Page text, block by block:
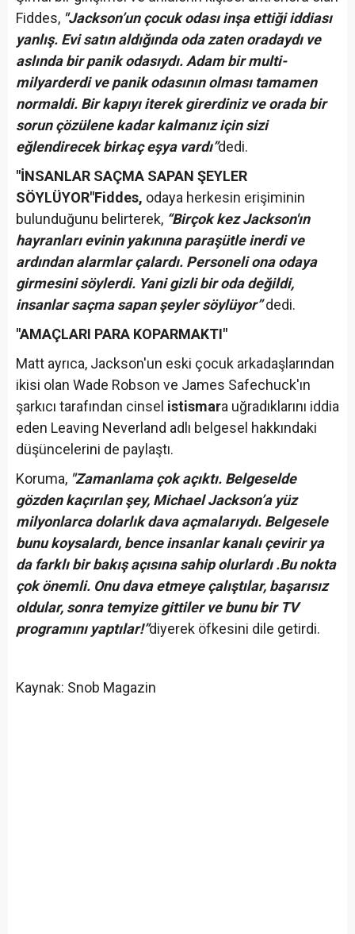
Fiddes, "Jackson’un çocuk odası inşa ettiği iddiası
yanlış. Evi satın aldığında oda zaten oradaydı ve
aslında bir panik odasıydı. Adam bir multi-
milyarderdi ve panik odasının olması tamamen
normaldi. Bir kapıyı iterek girerdiniz ve orada bir
sorun çözülene kadar kalmanız için sizi
eğlendirecek birkaç eşya vardı”dedi.
"İNSANLAR SAÇMA SAPAN ŞEYLER
SÖYLÜYOR"Fiddes, odaya herkesin erişiminin
bulunduğunu belirterek, “Birçok kez Jackson'ın
hayranları evinin yakınına paraşütle inerdi ve
ardından alarmlar çalardı. Personeli ona odaya
girmesini söylerdi. Yani gizli bir oda değildi,
insanlar saçma sapan şeyler söylüyor”dedi.
"AMAÇLARI PARA KOPARMAKTI"
Matt ayrıca, Jackson'un eski çocuk arkadaşlarından
ikisi olan Wade Robson ve James Safechuck'ın
şarkıcı tarafından cinsel istismara uğradıklarını iddia
eden Leaving Neverland adlı belgesel hakkındaki
düşüncelerini de paylaştı.
Koruma, "Zamanlama çok açıktı. Belgeselde
gözden kaçırılan şey, Michael Jackson’a yüz
milyonlarca dolarlık dava açmalarıydı. Belgesele
bunu koysalardı, bence insanlar kanalı çevirir ya
da farklı bir bakış açısına sahip olurlardı .Bu nokta
çok önemli. Onu dava etmeye çalıştılar, başarısız
oldular, sonra temyize gittiler ve bunu bir TV
programını yaptılar!”diyerek öfkesini dile getirdi.
Kaynak: Snob Magazin